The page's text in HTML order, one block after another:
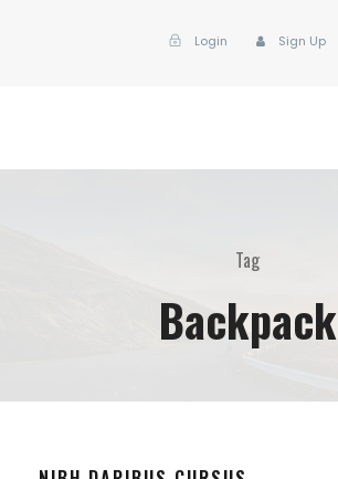
Login Sign Up
Tag
Backpack